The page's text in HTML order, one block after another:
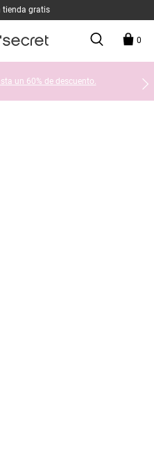
tienda gratis
0
un 60% de descuento.